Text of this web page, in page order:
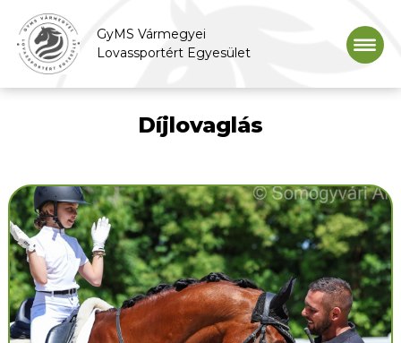
GyMS Vármegyei
Lovassportért Egyesület
Díjlovaglás